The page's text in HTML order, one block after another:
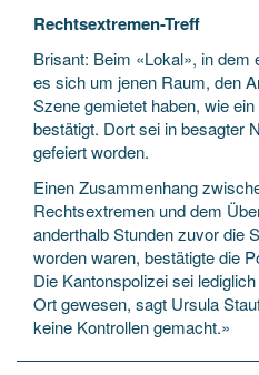
Rechtsextremen-Treff
Brisant: Beim «Lokal», in
es sich um jenen Raum, den
Szene gemietet haben, wie
bestätigt. Dort sei in besagter
gefeiert worden.
Einen Zusammenhang
Rechtsextremen und dem
anderthalb Stunden zuvor die
worden waren, bestätigte die
Die Kantonspolizei sei
Ort gewesen, sagt Ursula
keine Kontrollen gemacht.»